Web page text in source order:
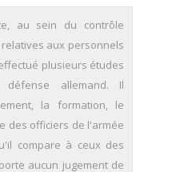
au sein du contrôle
aux personnels
plusieurs études
allemand. Il
la formation, le
des officiers de l'armée
compare à ceux des
aucun jugement de